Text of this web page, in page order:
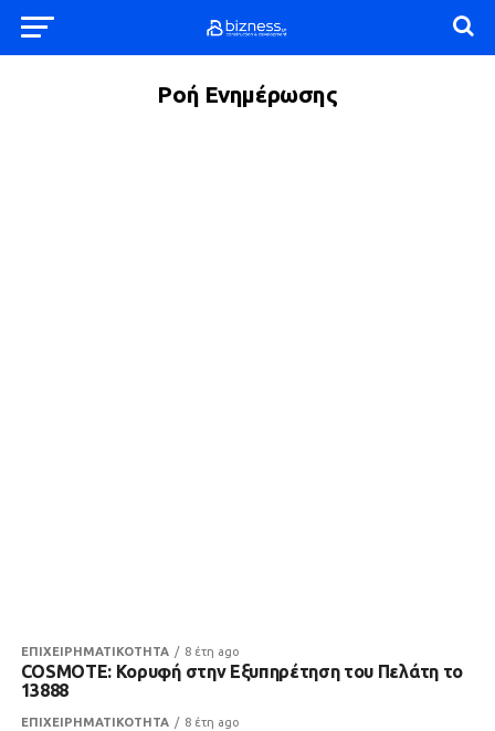
Ροή Ενημέρωσης
ΕΠΙΧΕΙΡΗΜΑΤΙΚΟΤΗΤΑ 8 έτη ago
COSMOTE: Κορυφή στην Εξυπηρέτηση του Πελάτη το
13888
ΕΠΙΧΕΙΡΗΜΑΤΙΚΟΤΗΤΑ 8 έτη ago